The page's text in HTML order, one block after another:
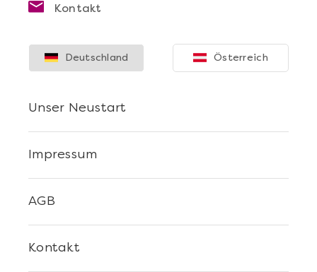
Kontakt
Kontakt
AGB
Impressum
Unser Neustart
Deutschland Österreich